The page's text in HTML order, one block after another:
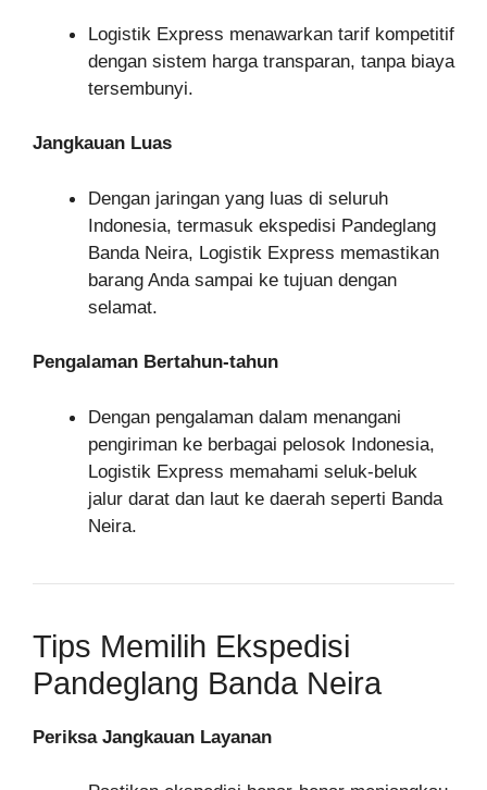
Logistik Express menawarkan tarif kompetitif
dengan sistem harga transparan, tanpa biaya
tersembunyi.
Jangkauan Luas
Dengan jaringan yang luas di seluruh
Indonesia, termasuk ekspedisi Pandeglang
Banda Neira, Logistik Express memastikan
barang Anda sampai ke tujuan dengan
selamat.
Pengalaman Bertahun-tahun
Dengan pengalaman dalam menangani
pengiriman ke berbagai pelosok Indonesia,
Logistik Express memahami seluk-beluk
jalur darat dan laut ke daerah seperti Banda
Neira.
Tips Memilih Ekspedisi
Pandeglang Banda Neira
Periksa Jangkauan Layanan